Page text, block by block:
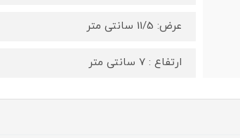
عرض: 11/5 سانتی متر
ارتفاع : 7 سانتی متر